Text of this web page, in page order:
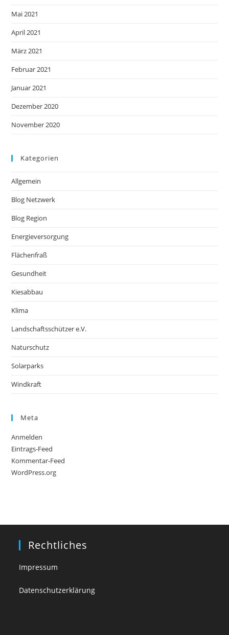
Mai 2021
April 2021
März 2021
Februar 2021
Januar 2021
Dezember 2020
November 2020
Kategorien
Allgemein
Blog Netzwerk
Blog Region
Energieversorgung
Flächenfraß
Gesundheit
Kiesabbau
Klima
Landschaftsschützer e.V.
Naturschutz
Solarparks
Windkraft
Meta
Anmelden
Eintrags-Feed
Kommentar-Feed
WordPress.org
Rechtliches
Impressum
Datenschutzerklärung